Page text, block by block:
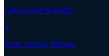
Lagu pujian & ibadah
Ende Sekolah Minggu